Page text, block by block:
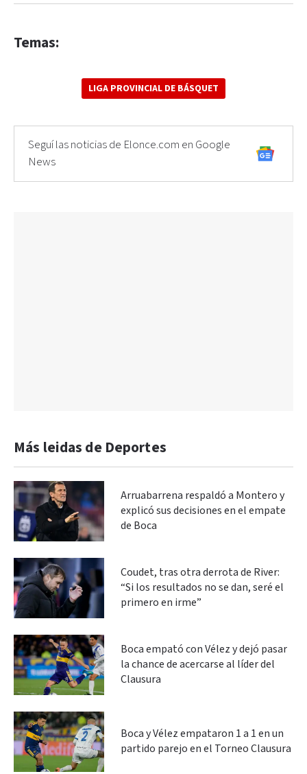
Temas:
LIGA PROVINCIAL DE BÁSQUET
Seguí las noticias de Elonce.com en Google
News
Más leidas de Deportes
Arruabarrena respaldó a Montero y
explicó sus decisiones en el empate
de Boca
Coudet, tras otra derrota de River:
“Si los resultados no se dan, seré el
primero en irme”
Boca empató con Vélez y dejó pasar
la chance de acercarse al líder del
Clausura
Boca y Vélez empataron 1 a 1 en un
partido parejo en el Torneo Clausura